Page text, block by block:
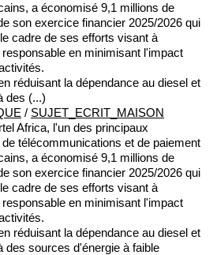
a économisé 9,1 millions de
son exercice financier 2025/2026 qui
cadre de ses efforts visant à
en minimisant l'impact
réduisant la dépendance au diesel et
des (...)
/ SUJET_ECRIT_MAISON
Africa, l'un des principaux
télécommunications et de paiement
a économisé 9,1 millions de
son exercice financier 2025/2026 qui
cadre de ses efforts visant à
en minimisant l'impact
réduisant la dépendance au diesel et
des sources d'énergie à faible